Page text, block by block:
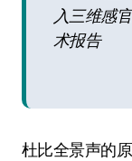
入三维感
术报告
杜比全景声的